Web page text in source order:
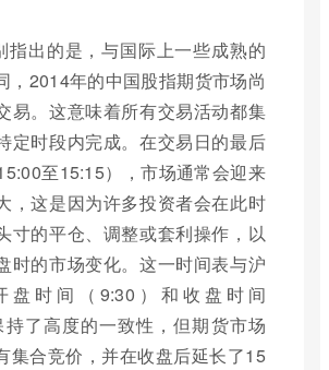
指出的是，与国际上一些成熟的
，2014年的中国股指期货市场尚
易。这意味着所有交易活动都集
定时段内完成。在交易日的最后
至15:15），市场通常会迎来
，这是因为许多投资者会在此时
寸的平仓、调整或套利操作，以
时的市场变化。这一时间表与沪
盘时间（9:30）和收盘时间
持了高度的一致性，但期货市场
集合竞价，并在收盘后延长了15